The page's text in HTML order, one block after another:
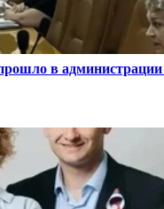
в администрации